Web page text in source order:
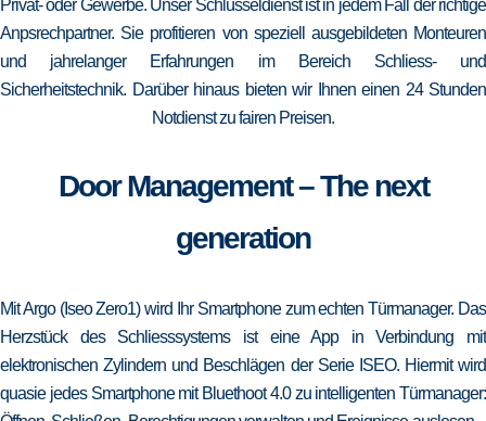
Privat- oder Gewerbe. Unser Schlüsseldienst ist in jedem Fall der richtige
Anpsrechpartner. Sie profitieren von speziell ausgebildeten Monteuren
und jahrelanger Erfahrungen im Bereich Schliess- und
Sicherheitstechnik. Darüber hinaus bieten wir Ihnen einen 24 Stunden
Notdienst zu fairen Preisen.
Door Management – The next
generation
Mit Argo (Iseo Zero1) wird Ihr Smartphone zum echten Türmanager. Das
Herzstück des Schliesssystems ist eine App in Verbindung mit
elektronischen Zylindern und Beschlägen der Serie ISEO. Hiermit wird
quasie jedes Smartphone mit Bluethoot 4.0 zu intelligenten Türmanager: